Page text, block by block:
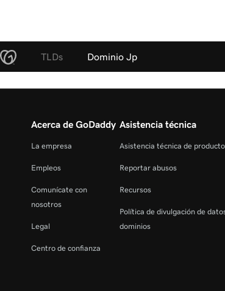
TLDs Dominio Jp
Acerca de GoDaddy
La empresa
Empleos
Comunícate con
nosotros
Legal
Centro de confianza
Asistencia técnica
Asistencia técnica de producto
Reportar abusos
Recursos
Política de divulgación de
dominios